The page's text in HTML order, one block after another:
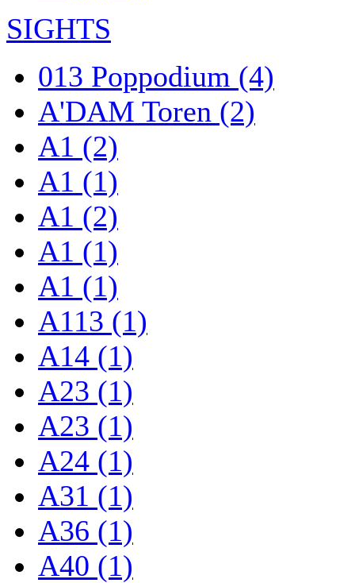
SIGHTS
013 Poppodium (4)
A'DAM Toren (2)
A1 (2)
A1 (1)
A1 (2)
A1 (1)
A1 (1)
A113 (1)
A14 (1)
A23 (1)
A23 (1)
A24 (1)
A31 (1)
A36 (1)
A40 (1)